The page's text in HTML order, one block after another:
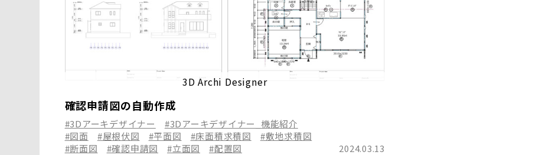
3D Archi Designer
確認申請図の自動作成
#3Dアーキデザイナー
#3Dアーキデザイナー_機能紹介
#図面
#屋根伏図 #平面図 #床面積求積図
#敷地求積図
#断面図
#確認申請図 #立面図 #配置図 2024.03.13